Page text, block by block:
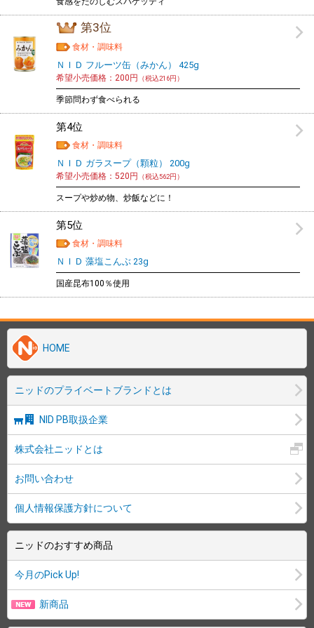
第3位
食材・調味料
ＮＩＤ フルーツ缶（みかん） 425g
希望小売価格：200円 （税込216円）
季節問わず食べられる
第4位
食材・調味料
ＮＩＤ ガラスープ（顆粒） 200g
希望小売価格：520円 （税込562円）
スープや炒め物、炒飯などに！
第5位
食材・調味料
ＮＩＤ 藻塩こんぶ 23g
国産昆布100％使用
HOME
ニッドのプライベートブランドとは
NID PB取扱企業
株式会社ニッドとは
お問い合わせ
個人情報保護方針について
ニッドのおすすめ商品
今月のPick Up!
新商品